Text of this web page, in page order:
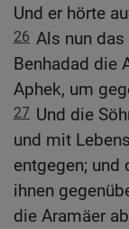
Und er hörte
26 Als nun
Benhadad die
Aphek, um
27 Und die
und mit
entgegen; und
ihnen
die Aramäer